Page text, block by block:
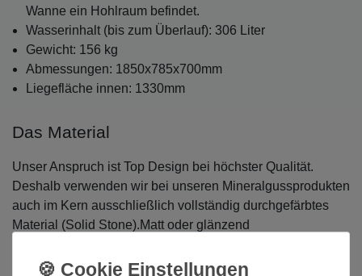
Wanne ein Hohlraum befindet.
Wasserinhalt (bis zum Überlauf): 306 Liter
Gewicht: 156 kg
Abmessungen: 1850x785x700mm
Liegefläche innen: 1330mm
Das Material
Unser Anspruch ist Top Design bei höchster Qualität.
Deshalb verwenden wir bei unseren Mineralgussprodukten
auch im Kern ausschließlich vollständig durchgefärbtes
Material (Solid Stone).Matt oder glänzend
Hier kommen zwei unterschiedliche Produktionsverfahren